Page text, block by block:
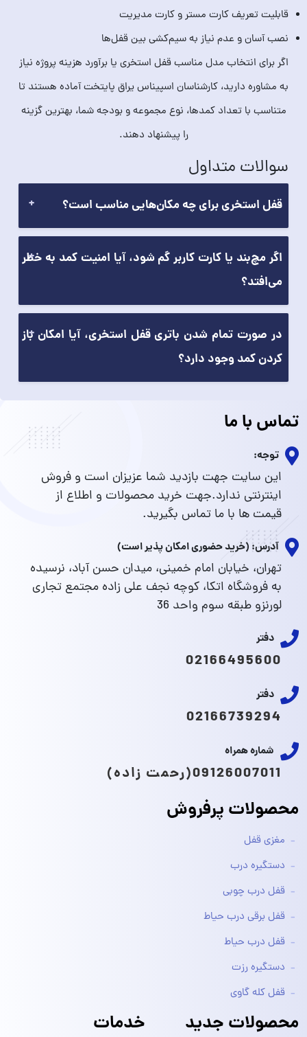
قابلیت تعریف کارت مستر و کارت مدیریت
نصب آسان و عدم نیاز به سیم‌کشی بین قفل‌ها
اگر برای انتخاب مدل مناسب قفل استخری یا برآورد هزینه پروژه نیاز
به مشاوره دارید، کارشناسان اسپیناس یراق پایتخت آماده هستند تا
متناسب با تعداد کمدها، نوع مجموعه و بودجه شما، بهترین گزینه
را پیشنهاد دهند.
سوالات متداول
قفل استخری برای چه مکان‌هایی مناسب است؟
اگر مچ‌بند یا کارت کاربر گم شود، آیا امنیت کمد به خطر
می‌افتد؟
در صورت تمام شدن باتری قفل استخری، آیا امکان باز
کردن کمد وجود دارد؟
تماس با ما
توجه:
این سایت جهت بازدید شما عزیزان است و فروش
اینترنتی ندارد.جهت خرید محصولات و اطلاع از
قیمت ها با ما تماس بگیرید.
آدرس: (خرید حضوری امکان پذیر است)
تهران، خیابان امام خمینی، میدان حسن آباد، نرسیده
به فروشگاه اتکا، کوچه نجف علی زاده مجتمع تجاری
لورنزو طبقه سوم واحد 36
دفتر
02166495600
دفتر
02166739294
شماره همراه
09126007011(رحمت زاده)
محصولات پرفروش
مغزی قفل
دستگیره درب
قفل درب چوبی
قفل برقی درب حیاط
قفل درب حیاط
دستگیره رزت
قفل کله گاوی
محصولات جدید
خدمات